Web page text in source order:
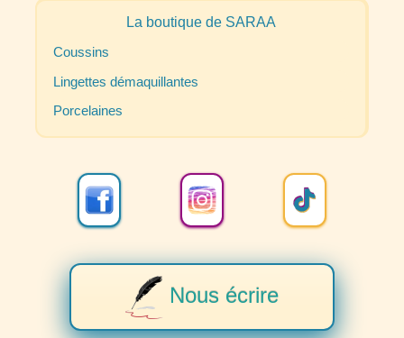
La boutique de SARAA
Coussins
Lingettes démaquillantes
Porcelaines
Nous écrire